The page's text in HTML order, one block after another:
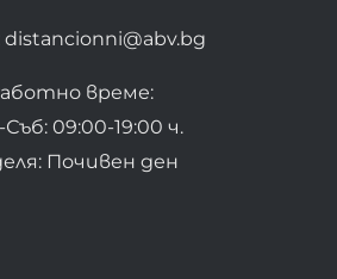
distancionni@abv.bg
време:
09:00-19:00 ч.
Почивен ден